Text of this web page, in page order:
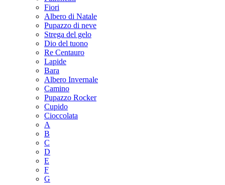
Fiori
Albero di Natale
Pupazzo di neve
Strega del gelo
Dio del tuono
Re Centauro
Lapide
Bara
Albero Invernale
Camino
Pupazzo Rocker
Cupido
Cioccolata
A
B
C
D
E
F
G